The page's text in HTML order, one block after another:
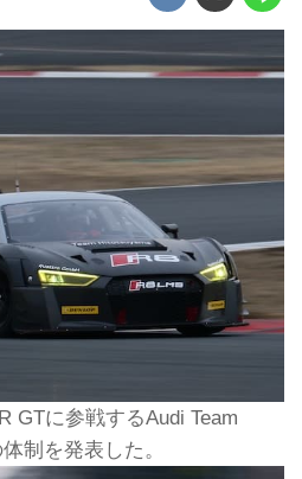
GTに参戦するAudi Team
制を発表した。